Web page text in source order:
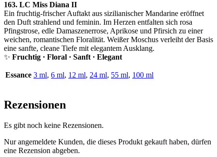
163. LC Miss Diana II
Ein fruchtig-frischer Auftakt aus sizilianischer Mandarine eröffnet
den Duft strahlend und feminin. Im Herzen entfalten sich rosa
Pfingstrose, edle Damaszenerrose, Aprikose und Pfirsich zu einer
weichen, romantischen Floralität. Weißer Moschus verleiht der Basis
eine sanfte, cleane Tiefe mit elegantem Ausklang.
✨ Fruchtig · Floral · Sanft · Elegant
Essance 3 ml, 6 ml, 12 ml, 24 ml, 55 ml, 100 ml
Rezensionen
Es gibt noch keine Rezensionen.
Nur angemeldete Kunden, die dieses Produkt gekauft haben, dürfen
eine Rezension abgeben.